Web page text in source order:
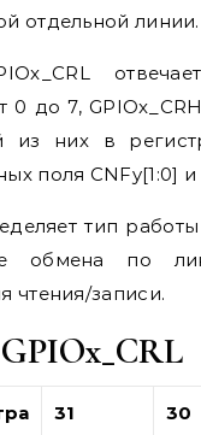
отдельной линии.
0 до 7,
из них в
поля CNFy[1:0] и
тип
обмена по
чтения/записи.
31 30